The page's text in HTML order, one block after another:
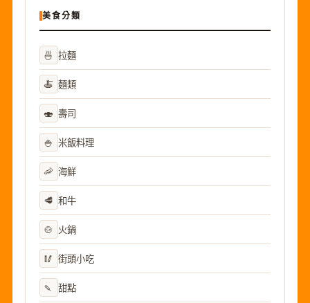
美食分類
🍜 拉麵
🍝 麵類
🍣 壽司
🍚 米飯料理
🦐 海鮮
🥩 和牛
🍲 火鍋
🥢 街頭小吃
🍡 甜點